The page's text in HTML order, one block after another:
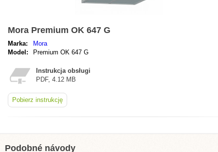
Mora Premium OK 647 G
Marka:
Mora
Model:
Premium OK 647 G
Instrukcja obsługi
PDF, 4.12 MB
Pobierz instrukcję
Podobné návody